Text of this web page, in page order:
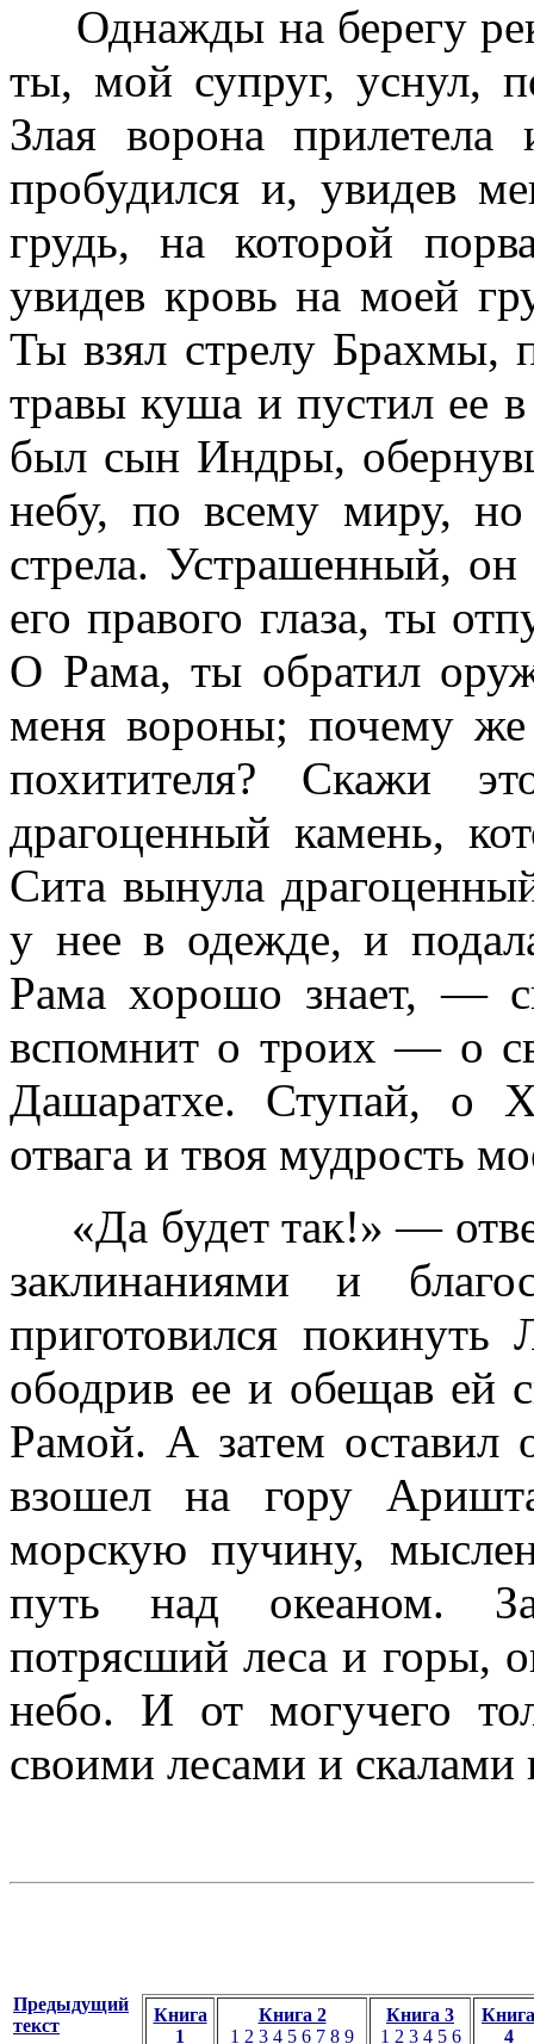
Однажды на берегу
ты, мой супруг, уснул,
Злая ворона
пробудился и, увидев
грудь, на которой
увидев кровь на моей
Ты взял стрелу Брахмы,
травы куша и пустил ее
был сын Индры,
небу, по всему миру,
стрела. Устрашенный,
его правого глаза, ты
О Рама, ты обратил
меня вороны; почему
похитителя? Скажи
драгоценный камень,
Сита вынула
у нее в одежде, и
Рама хорошо знает, —
вспомнит о троих — о
Дашаратхе. Ступай, о
отвага и твоя мудрость
«Да будет так!» —
заклинаниями и
приготовился
ободрив ее и обещав ей
Рамой. А затем
взошел на гору
морскую пучину,
путь над океаном.
потрясший леса и горы,
небо. И от могучего
своими лесами и
Предыдущий
текст
Книга
1
Книга 2
1 2 3 4 5 6 7 8 9
Книга 3
1 2 3 4 5 6
Книга
4